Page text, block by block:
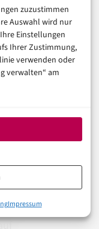
zuzustimmen
Auswahl wird nur
Einstellungen
Ihrer Zustimmung,
verwenden oder
verwalten“ am
Impressum
Flows sinnvoll
(Events,
B-Testing, KPI-
wird